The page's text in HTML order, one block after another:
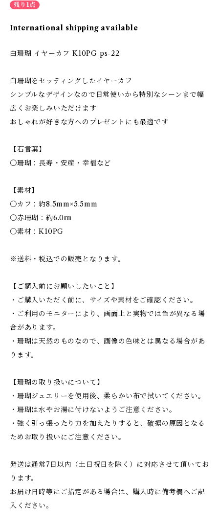
残り1点
International shipping available
白珊瑚 イヤーカフ K10PG ps-22
白珊瑚をセッティングしたイヤーカフ
シンプルなデザインなので日常使いから特別なシーンまで幅
広くお楽しみいただけます
おしゃれが好きな方へのプレゼントにも最適です
【石言葉】
〇珊瑚：長寿・安産・幸福など
【素材】
〇カフ：約8.5mm×5.5mm
〇赤珊瑚：約6.0㎜
〇素材：K10PG
※送料・税込での販売となります。
【ご購入前にお願いしたいこと】
・ご購入いただく前に、サイズや素材をご確認ください。
・ご利用のモニターにより、画面上と実物では色が異なる場
合があります。
・珊瑚は天然のものなので、画像の色味とは異なる場合があ
ります。
【珊瑚の取り扱いについて】
・珊瑚ジュエリーを使用後、柔らかい布で拭いてください。
・珊瑚は水やお湯に付けないようご注意ください。
・強く引っ張ったり力を加えたりすると、破損の原因となる
ためお取り扱いにご注意ください。
発送は通常7日以内（土日祝日を除く）に対応させて頂いてお
ります。
お届け日時等にご指定がある場合は、購入時に備考欄へご記
入ください。